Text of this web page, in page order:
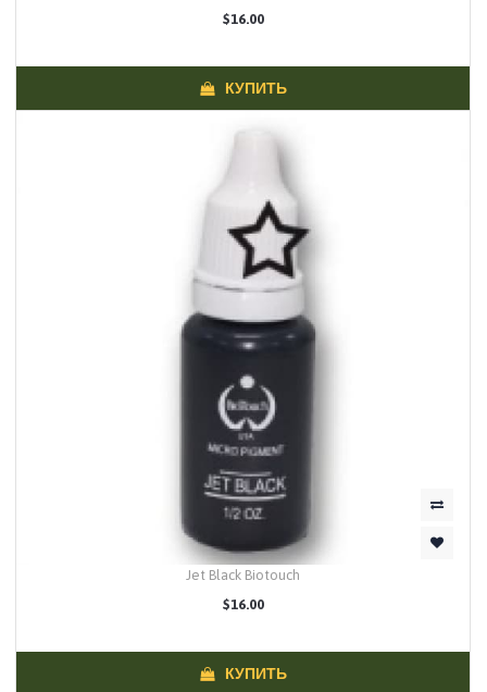
$16.00
КУПИТЬ
Jet Black Biotouch
$16.00
КУПИТЬ